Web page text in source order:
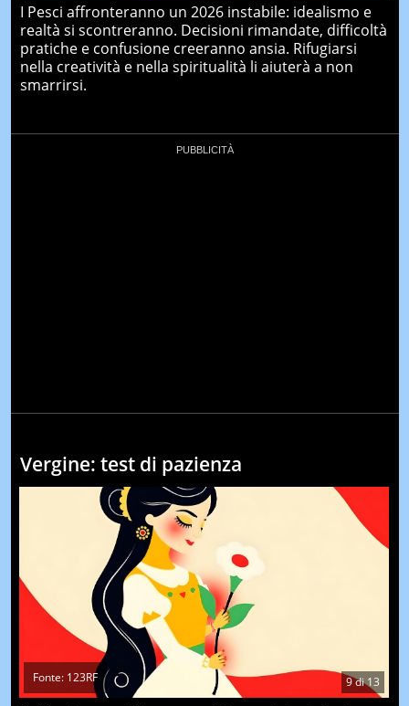
I Pesci affronteranno un 2026 instabile: idealismo e
realtà si scontreranno. Decisioni rimandate, difficoltà
pratiche e confusione creeranno ansia. Rifugiarsi
nella creatività e nella spiritualità li aiuterà a non
smarrirsi.
Vergine: test di pazienza
9di13
Fonte: 123RF